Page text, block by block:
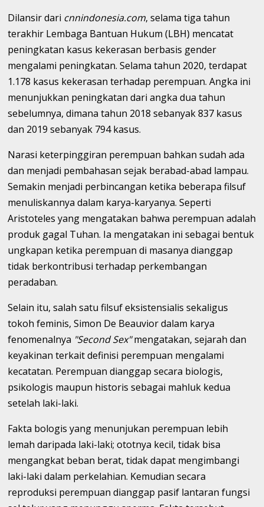
Dilansir dari cnnindonesia.com, selama tiga tahun
terakhir Lembaga Bantuan Hukum (LBH) mencatat
peningkatan kasus kekerasan berbasis gender
mengalami peningkatan. Selama tahun 2020, terdapat
1.178 kasus kekerasan terhadap perempuan. Angka ini
menunjukkan peningkatan dari angka dua tahun
sebelumnya, dimana tahun 2018 sebanyak 837 kasus
dan 2019 sebanyak 794 kasus.
Narasi keterpinggiran perempuan bahkan sudah ada
dan menjadi pembahasan sejak berabad-abad lampau.
Semakin menjadi perbincangan ketika beberapa filsuf
menuliskannya dalam karya-karyanya. Seperti
Aristoteles yang mengatakan bahwa perempuan adalah
produk gagal Tuhan. Ia mengatakan ini sebagai bentuk
ungkapan ketika perempuan di masanya dianggap
tidak berkontribusi terhadap perkembangan
peradaban.
Selain itu, salah satu filsuf eksistensialis sekaligus
tokoh feminis, Simon De Beauvior dalam karya
fenomenalnya "Second Sex"mengatakan, sejarah dan
keyakinan terkait definisi perempuan mengalami
kecatatan. Perempuan dianggap secara biologis,
psikologis maupun historis sebagai mahluk kedua
setelah laki-laki.
Fakta bologis yang menunjukan perempuan lebih
lemah daripada laki-laki; ototnya kecil, tidak bisa
mengangkat beban berat, tidak dapat mengimbangi
laki-laki dalam perkelahian. Kemudian secara
reproduksi perempuan dianggap pasif lantaran fungsi